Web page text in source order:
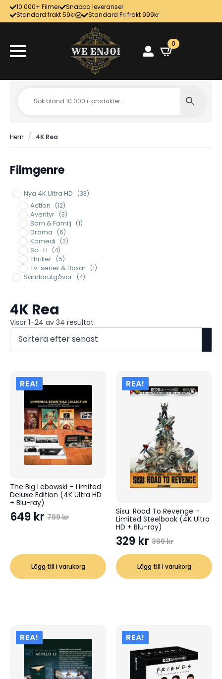
10 000+ Filmer
Snabba leveranser
Standard frakt 59kr
Standard Fri frakt 999kr
0
Hem 4K Rea
Filmgenre
Nya 4K Ultra HD (33)
Action (12)
Äventyr (3)
Barn & Familj (1)
Drama (6)
Komedi (2)
Sci-Fi (4)
Thriller (5)
Tv-serier & Boxar (1)
Samlarutgåvor (4)
4K Rea
Visar 1–24 av 34 resultat
efter
senaste
REA!
The Big Lebowski – Limited
Deluxe Edition (4K Ultra HD
+ Blu-ray)
799kr
Det
var:
799 kr.
649 kr
Det
är:
649 kr.Lägg till i varukorg
REA!
Sisu: Road To Revenge –
Limited Steelbook (4K Ultra
HD + Blu-ray)
399kr
Det
ursprungliga
priset
329 kr
Det
nuvarande
prisetLägg till i varukorg
REA! REA!